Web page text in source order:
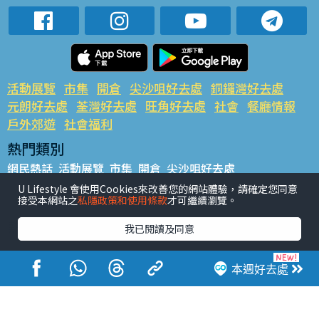
本週好去處
活動展覽 市集 開倉 尖沙咀好去處 銅鑼灣好去處
元朗好去處 荃灣好去處 旺角好去處 社會 餐廳情報
戶外郊遊 社會福利
熱門類別
網民熱話 活動展覽 市集 開倉 尖沙咀好去處
銅鑼灣好去處 元朗好去處 荃灣好去處 旺角好去處 社會
餐廳情報 戶外郊遊
熱門標籤
#UGO搵好去處 #人氣活動推介 #美食社群熱話
#親子玩樂好去處
#ULifestyle應用程式
#限時搶
#UJetso禮物放送
#ULifestyle商戶中心 #著數 #網絡熱話
U Lifestyle 會使用Cookies來改善您的網站體驗，請確定您同意
接受本網站之私隱政策和使用條款才可繼續瀏覽。
我已閱讀及同意